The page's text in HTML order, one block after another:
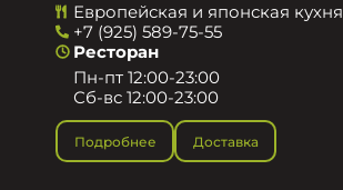
Европейская и японская кухня
+7 (925) 589-75-55
Ресторан
Пн-пт 12:00-23:00
Сб-вс 12:00-23:00
Подробнее Доставка